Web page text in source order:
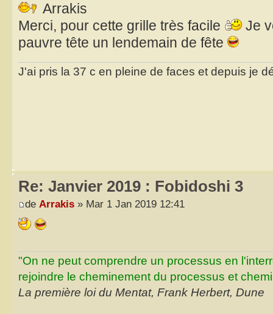
Arrakis
Merci, pour cette grille très facile
Je
pauvre tête un lendemain de fête
J'ai pris la 37 c en pleine de faces et depuis je
Re: Janvier 2019 : Fobidoshi 3
de Arrakis » Mar 1 Jan 2019 12:41
"On ne peut comprendre un processus en
rejoindre le cheminement du processus et
La première loi du Mentat, Frank Herbert, Dune